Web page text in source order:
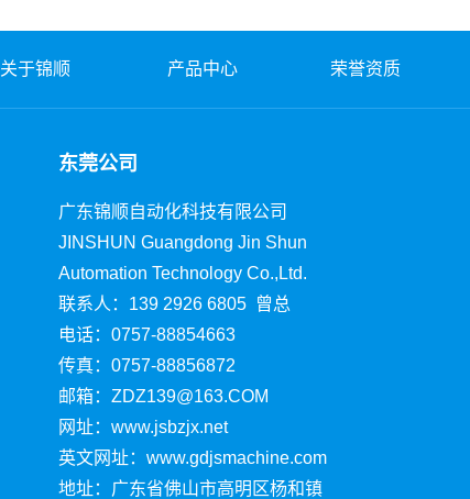
关于锦顺 产品中心 荣誉资质
东莞公司
广东锦顺自动化科技有限公司
JINSHUN Guangdong Jin Shun
Automation Technology Co.,Ltd.
联系人：139 2926 6805 曾总
电话：0757-88854663
传真：0757-88856872
邮箱：ZDZ139@163.COM
网址：www.jsbzjx.net
英文网址：www.gdjsmachine.com
地址：广东省佛山市高明区杨和镇